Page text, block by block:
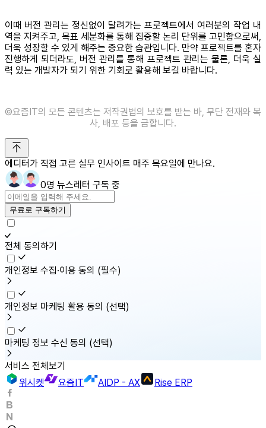
이때 버전 관리는 정신없이 달려가는 프로젝트에서 여러분의 작업 내
역을 지켜주고, 목표 세분화를 통해 집중할 논리 단위를 고민함으로써,
더욱 성장할 수 있게 해주는 중요한 습관입니다. 만약 프로젝트를 혼자
진행하게 되더라도, 버전 관리를 통해 프로젝트 관리는 물론, 더욱 실
력 있는 개발자가 되기 위한 기회로 활용해 보길 바랍니다.
©요즘IT의 모든 콘텐츠는 저작권법의 보호를 받는 바, 무단 전재와 복
사, 배포 등을 금합니다.
에디터가 직접 고른 실무 인사이트 매주 목요일에 만나요.
0명 뉴스레터 구독 중
무료로 구독하기
전체 동의하기
개인정보 수집·이용 동의 (필수)
개인정보 마케팅 활용 동의 (선택)
마케팅 정보 수신 동의 (선택)
서비스 전체보기
위시켓
요즘IT AIDP - AX Rise ERP